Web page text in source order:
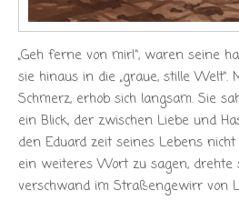
„Geh ferne von mir!“, waren seine
sie hinaus in die „graue, stille
Schmerz, erhob sich langsam. Sie
ein Blick, der zwischen Liebe und
den Eduard zeit seines Lebens
ein weiteres Wort zu sagen, drehte
verschwand im Straßengewirr von